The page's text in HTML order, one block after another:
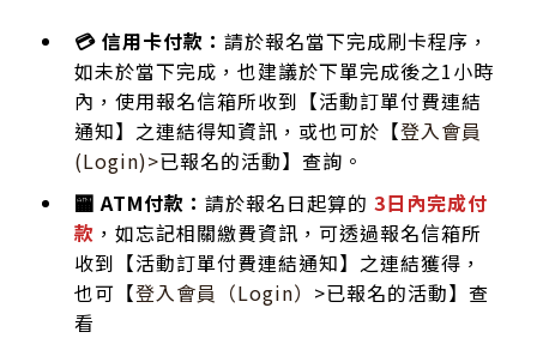
💳 信用卡付款： 請於報名當下完成刷卡程序，
如未於當下完成，也建議於下單完成後之1小時
內，使用報名信箱所收到【活動訂單付費連結
通知】之連結得知資訊，或也可於【登入會員
(Login)>已報名的活動】查詢。
🏧 ATM付款： 請於報名日起算的 3日內完成付
款 ，如忘記相關繳費資訊，可透過報名信箱所
收到【活動訂單付費連結通知】之連結獲得，
也可【登入會員（Login） >已報名的活動】查
看